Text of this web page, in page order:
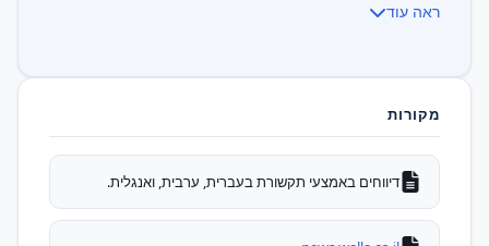
ראה עוד
מקורות
דיווחים באמצעי תקשורת בעברית, ערבית, ואנגלית.